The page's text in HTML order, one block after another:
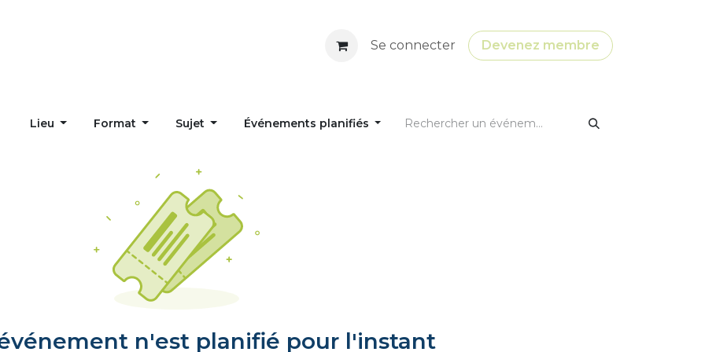
Se connecter Devenez membre
Lieu Format Sujet Événements planifiés
n'est planifié pour l'instant